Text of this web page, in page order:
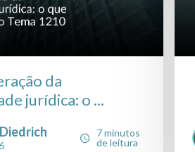
da
jurídica: o ...
7 minutos
de leitura